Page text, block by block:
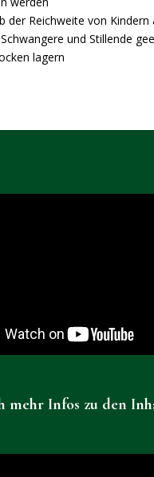
der Reichweite von Kindern
und Stillende
lagern
mehr Infos zu den